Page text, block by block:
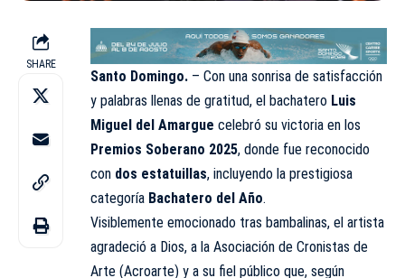
SHARE
Santo Domingo. – Con una sonrisa de satisfacción
y palabras llenas de gratitud, el bachatero Luis
Miguel del Amargue celebró su victoria en los
Premios Soberano 2025, donde fue reconocido
con dos estatuillas, incluyendo la prestigiosa
categoría Bachatero del Año.
Visiblemente emocionado tras bambalinas, el artista
agradeció a Dios, a la Asociación de Cronistas de
Arte (Acroarte) y a su fiel público que, según